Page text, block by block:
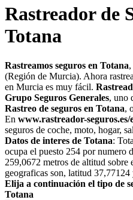
Rastreador de
Totana
Rastreamos seguros en Totana
(Región de Murcia). Ahora
en Murcia es muy fácil.
Grupo Seguros Generales, uno
Rastreo de seguros en Totana,
En www.rastreador-
seguros de coche, moto, hogar,
Datos de interes de Totana:
ocupa el puesto 254 por numero
259,0672 metros de altitud sobre
geograficas son, latitud
Elija a continuación el tipo de
Totana